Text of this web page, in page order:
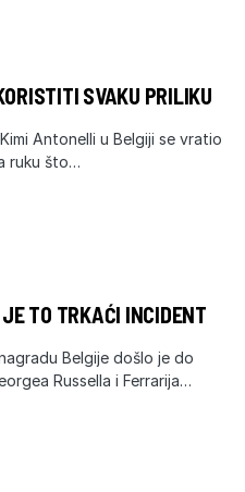
SVAKU PRILIKU
Antonelli u Belgiji se vratio
ruku što…
TO TRKAĆI INCIDENT
Belgije došlo je do
Russella i Ferrarija…